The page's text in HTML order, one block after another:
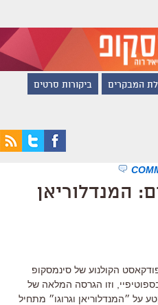
המבקרים ביקורות סרטים
המנדלוריאן
הקולנוע של סינמסקופ
וזו הגרסה המלאה של
על ״המנדלוריאן וגרוגו״ מתחיל